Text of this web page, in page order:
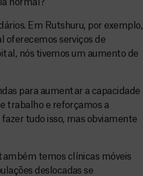
normal?
Em Rutshuru, por exemplo,
oferecemos serviços de
nós tivemos um aumento de
para aumentar a capacidade
trabalho e reforçamos a
tudo isso, mas obviamente
temos clínicas móveis
deslocadas se